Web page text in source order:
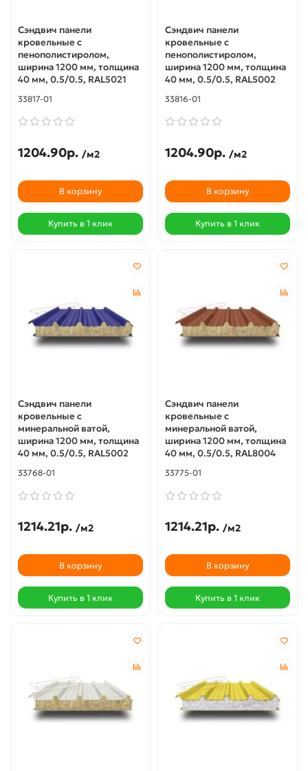
Сэндвич панели
кровельные с
пенополистиролом,
ширина 1200 мм, толщина
40 мм, 0.5/0.5, RAL5021
33817-01
1204.90р. /м2
В корзину
Купить в 1 клик
Сэндвич панели
кровельные с
пенополистиролом,
ширина 1200 мм, толщина
40 мм, 0.5/0.5, RAL5002
33816-01
1204.90р. /м2
В корзину
Купить в 1 клик
Сэндвич панели
кровельные с
минеральной ватой,
ширина 1200 мм, толщина
40 мм, 0.5/0.5, RAL5002
33768-01
1214.21р. /м2
В корзину
Купить в 1 клик
Сэндвич панели
кровельные с
минеральной ватой,
ширина 1200 мм, толщина
40 мм, 0.5/0.5, RAL8004
33775-01
1214.21р. /м2
В корзину
Купить в 1 клик